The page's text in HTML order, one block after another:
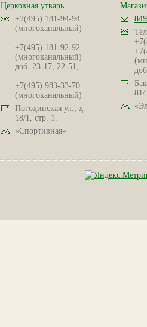
Церковная утварь
+7(495) 181-94-94
(многоканальный)
+7(495) 181-92-92
(многоканальный)
доб. 23-17, 22-51,
+7(495) 983-33-70
(многоканальный)
Погодинская ул., д.
18/1, стр. 1.
«Спортивная»
81/